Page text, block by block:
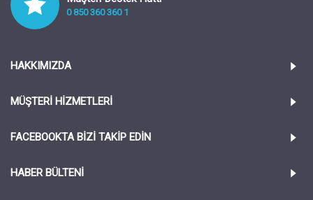
0 850 360 360 1
HAKKIMIZDA
MÜŞTERİ HİZMETLERİ
FACEBOOKTA BIZI TAKIP EDIN
HABER BÜLTENI